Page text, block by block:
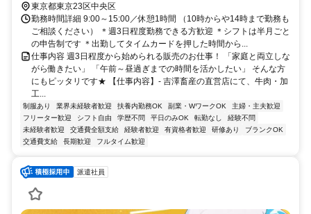
東京都東京23区中央区
勤務時間詳細 9:00～15:00／休憩1時間 （10時からや14時まで勤務も
ご相談ください） ＊週3日程度勤務できる方歓迎 ＊シフトは半月ごと
の申告制です ＊出勤してタイムカードを押した時間から...
仕事内容 週3日程度から始められる販売のお仕事！ 「家庭と両立しな
がら働きたい」 「午前～昼過ぎまでの時間を活かしたい」 そんな方
にもピッタリです★ 【仕事内容】- 吉澤畜産の直営店にて、牛肉・加
工...
制服あり 業界未経験者歓迎 扶養内勤務OK 副業・WワークOK
主婦・主夫歓迎
フリーター歓迎
シフト自由 学歴不問 平日のみOK 転勤なし
経験不問
未経験者歓迎
交通費全額支給 経験者歓迎 有資格者歓迎 研修あり
ブランクOK
交通費支給
長期歓迎 フルタイム歓迎
派遣社員